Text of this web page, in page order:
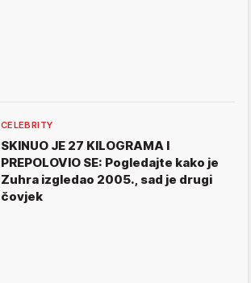
CELEBRITY
SKINUO JE 27 KILOGRAMA I
PREPOLOVIO SE: Pogledajte kako je
Zuhra izgledao 2005., sad je drugi
čovjek